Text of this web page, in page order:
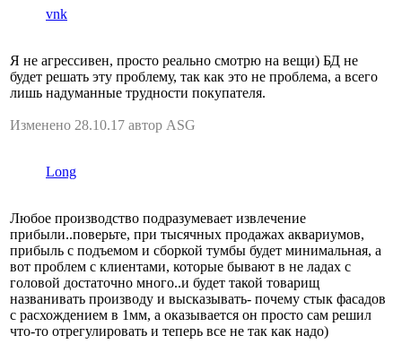
vnk
Я не агрессивен, просто реально смотрю на вещи) БД не
будет решать эту проблему, так как это не проблема, а всего
лишь надуманные трудности покупателя.
Изменено 28.10.17 автор АSG
Long
Любое производство подразумевает извлечение
прибыли..поверьте, при тысячных продажах аквариумов,
прибыль с подъемом и сборкой тумбы будет минимальная, а
вот проблем с клиентами, которые бывают в не ладах с
головой достаточно много..и будет такой товарищ
названивать производу и высказывать- почему стык фасадов
с расхождением в 1мм, а оказывается он просто сам решил
что-то отрегулировать и теперь все не так как надо)